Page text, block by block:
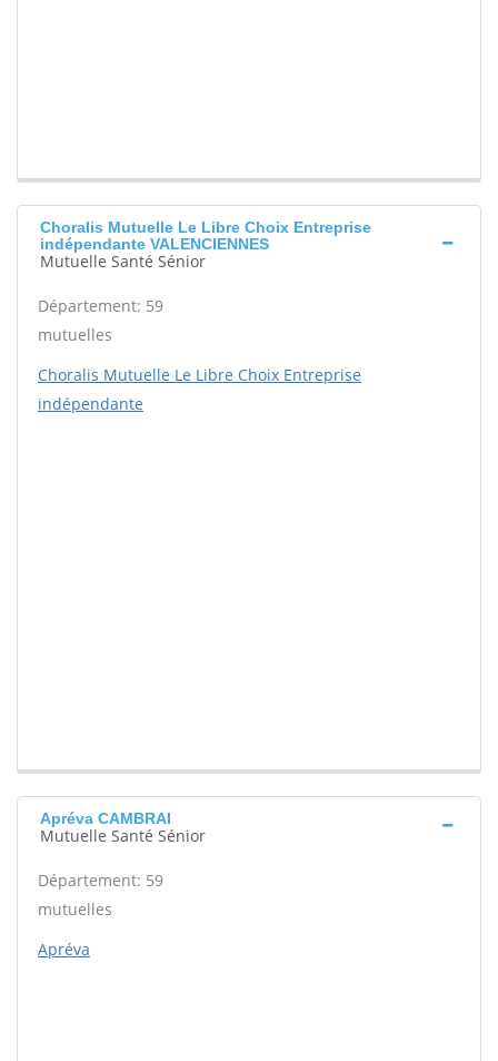
Choralis Mutuelle Le Libre Choix Entreprise
indépendante VALENCIENNES
Mutuelle Santé Sénior
Département: 59
mutuelles
Choralis Mutuelle Le Libre Choix Entreprise
indépendante
Apréva CAMBRAI
Mutuelle Santé Sénior
Département: 59
mutuelles
Apréva